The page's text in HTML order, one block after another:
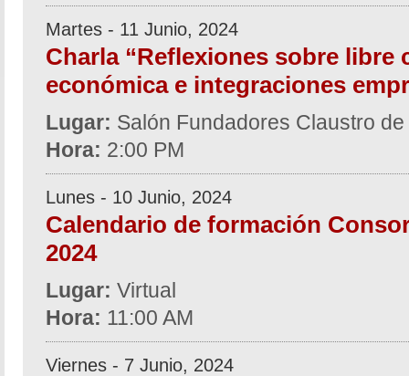
Martes - 11 Junio, 2024
Charla “Reflexiones sobre libre
económica e integraciones
Lugar: Salón Fundadores Claustro
Hora: 2:00 PM
Lunes - 10 Junio, 2024
Calendario de formación
2024
Lugar: Virtual
Hora: 11:00 AM
Viernes - 7 Junio, 2024